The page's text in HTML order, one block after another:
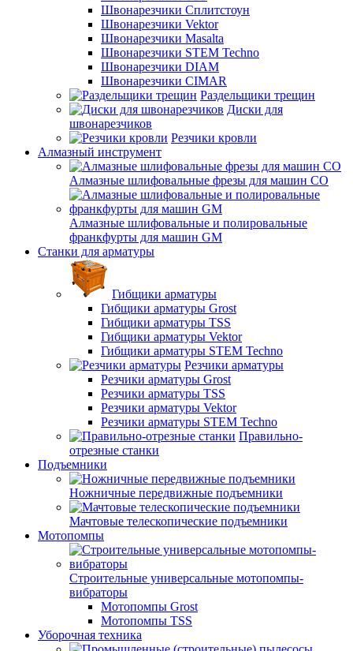
Швонарезчики Сплитстоун
Швонарезчики Vektor
Швонарезчики Masalta
Швонарезчики STEM Techno
Швонарезчики DIAM
Швонарезчики CIMAR
Раздельщики трещин
Диски для
швонарезчиков
Резчики кровли
Алмазный инструмент
Алмазные шлифовальные фрезы для машин СО
Алмазные шлифовальные и полировальные
франкфурты для машин GM
Станки для арматуры
Гибщики арматуры
Гибщики арматуры Grost
Гибщики арматуры TSS
Гибщики арматуры Vektor
Гибщики арматуры STEM Techno
Резчики арматуры
Резчики арматуры Grost
Резчики арматуры TSS
Резчики арматуры Vektor
Резчики арматуры STEM Techno
Правильно-
отрезные станки
Подъемники
Ножничные передвижные подъемники
Мачтовые телескопические подъемники
Мотопомпы
Строительные универсальные мотопомпы-
вибраторы
Мотопомпы Grost
Мотопомпы TSS
Уборочная техника